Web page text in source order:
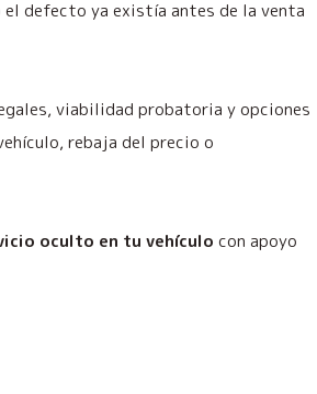
defecto ya existía antes de la venta
viabilidad probatoria y opciones
rebaja del precio o
oculto en tu vehículo con apoyo